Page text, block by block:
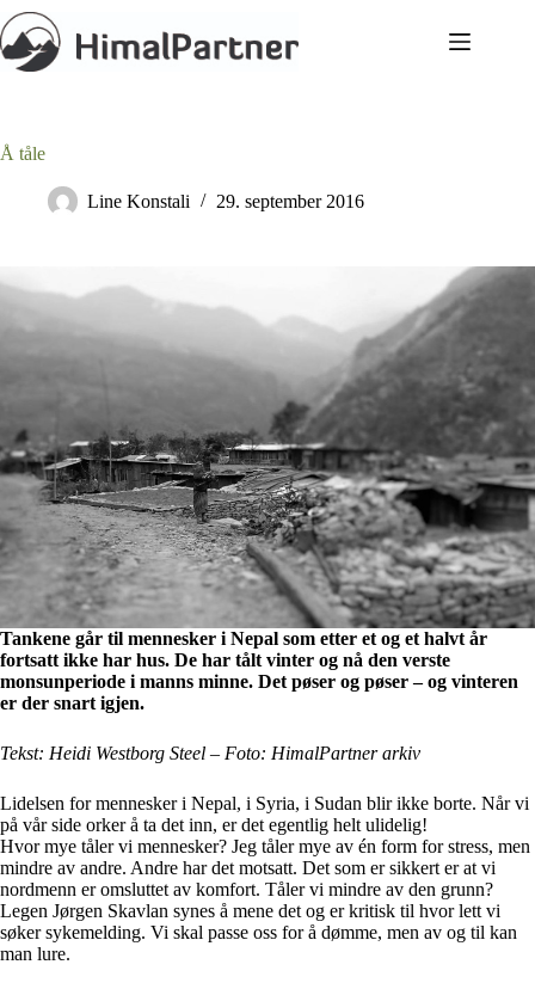
Hopp
til
innholdet
Å tåle
Line Konstali 29. september 2016
Tankene går til mennesker i Nepal som etter et og et halvt år
fortsatt ikke har hus. De har tålt vinter og nå den verste
monsunperiode i manns minne. Det pøser og pøser – og vinteren
er der snart igjen.
Tekst: Heidi Westborg Steel – Foto: HimalPartner arkiv
Lidelsen for mennesker i Nepal, i Syria, i Sudan blir ikke borte. Når vi
på vår side orker å ta det inn, er det egentlig helt ulidelig!
Hvor mye tåler vi mennesker? Jeg tåler mye av én form for stress, men
mindre av andre. Andre har det motsatt. Det som er sikkert er at vi
nordmenn er omsluttet av komfort. Tåler vi mindre av den grunn?
Legen Jørgen Skavlan synes å mene det og er kritisk til hvor lett vi
søker sykemelding. Vi skal passe oss for å dømme, men av og til kan
man lure.